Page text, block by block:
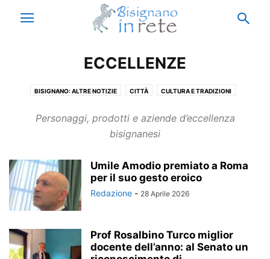
ECCELLENZE
BISIGNANO: ALTRE NOTIZIE CITTÀ CULTURA E TRADIZIONI
NOTIZIE BISIGNANO NOTIZIE CALABRIA NOTIZIE ESTERO
PARODIA RICORDI
Personaggi, prodotti e aziende d’eccellenza
bisignanesi
Umile Amodio premiato a Roma
per il suo gesto eroico
Redazione - 28 Aprile 2026
Prof Rosalbino Turco miglior
docente dell’anno: al Senato un